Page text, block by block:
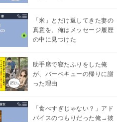
「米」とだけ返してきた妻の
真意を、俺はメッセージ履歴
の中に見つけた
助手席で寝たふりをした俺
が、バーベキューの帰りに謝
った理由
「食べすぎじゃない？」アド
バイスのつもりだった俺→彼